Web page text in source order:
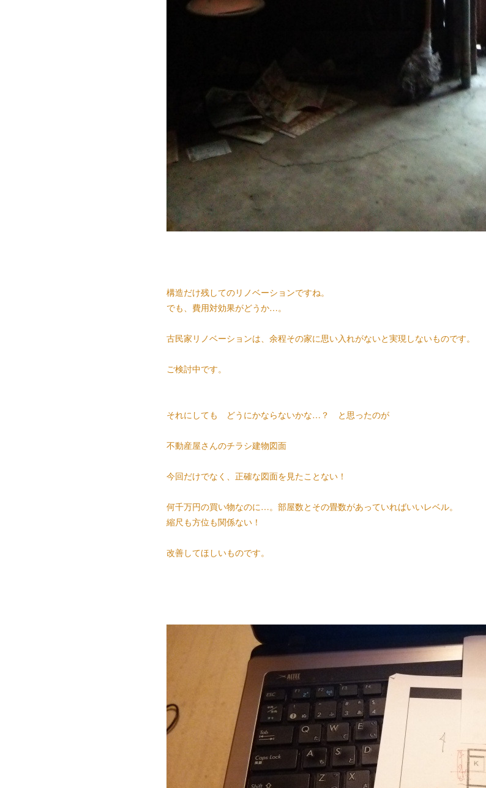
構造だけ残してのリノベーションですね。
でも、費用対効果がどうか…。
古民家リノベーションは、余程その家に思い入れがないと実現しないものです。
ご検討中です。
それにしても どうにかならないかな…？ と思ったのが
不動産屋さんのチラシ建物図面
今回だけでなく、正確な図面を見たことない！
何千万円の買い物なのに…。部屋数とその畳数があっていればいいレベル。
縮尺も方位も関係ない！
改善してほしいものです。